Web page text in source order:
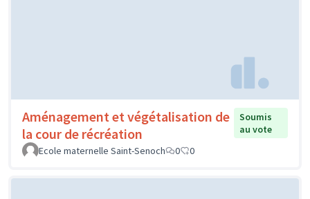
Aménagement et végétalisation de
la cour de récréation
Soumis
au vote
Ecole maternelle Saint-Senoch
0 0